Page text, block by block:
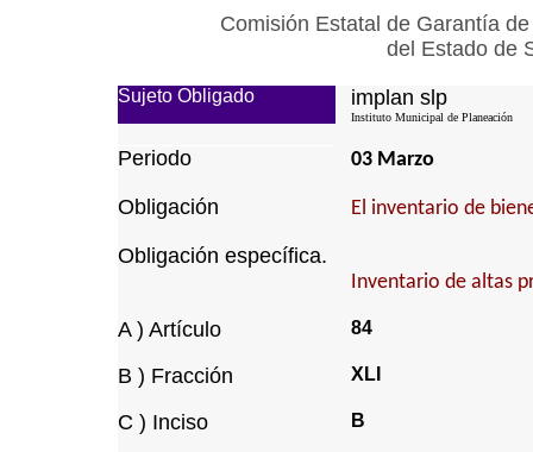
Comisión Estatal de Garantía
del Estado de
Sujeto Obligado implan slp
Instituto Municipal de Planeación
Periodo 03 Marzo
Obligación El inventario de
Obligación específica.
Inventario de altas
A ) Artículo 84
B ) Fracción XLI
C ) Inciso B